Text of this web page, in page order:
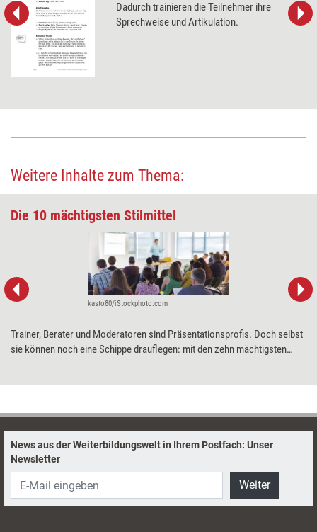
Dadurch trainieren die Teilnehmer ihre
Sprechweise und Artikulation.
Weitere Inhalte zum Thema:
Die 10 mächtigsten ­Stilmittel
kasto80/iStockphoto.com
Trainer, Berater und Moderatoren sind Präsentationsprofis. Doch selbst
sie können noch eine Schippe drauflegen: mit den zehn mächtigsten
News aus der Weiterbildungswelt in Ihrem Postfach: Unser
Newsletter
Weiter